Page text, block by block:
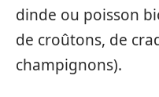
dinde ou poisson
de croûtons, de
champignons).